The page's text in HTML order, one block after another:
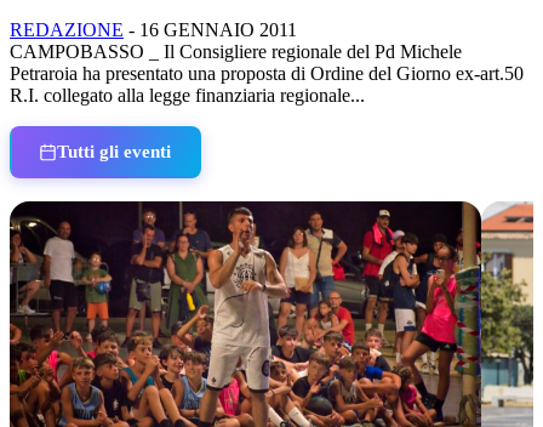
REDAZIONE - 16 GENNAIO 2011
CAMPOBASSO _ Il Consigliere regionale del Pd Michele
Petraroia ha presentato una proposta di Ordine del Giorno ex-art.50
R.I. collegato alla legge finanziaria regionale...
Tutti gli eventi